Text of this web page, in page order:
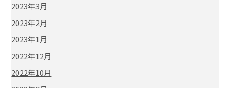
2023年3月
2023年2月
2023年1月
2022年12月
2022年10月